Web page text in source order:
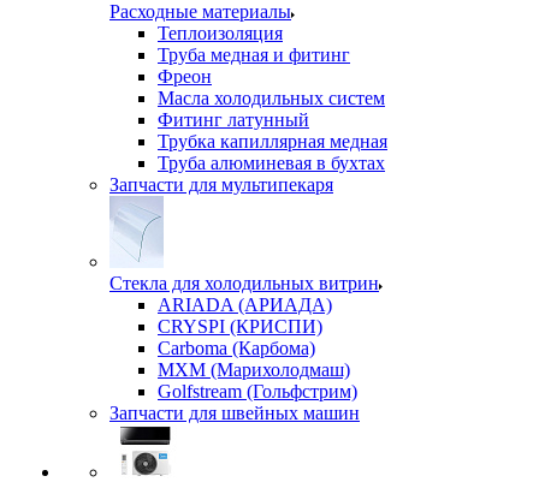
Расходные материалы
Теплоизоляция
Труба медная и фитинг
Фреон
Масла холодильных систем
Фитинг латунный
Трубка капиллярная медная
Труба алюминевая в бухтах
Запчасти для мультипекаря
Стекла для холодильных витрин
ARIADA (АРИАДА)
CRYSPI (КРИСПИ)
Carboma (Карбома)
MXM (Марихолодмаш)
Golfstream (Гольфстрим)
Запчасти для швейных машин